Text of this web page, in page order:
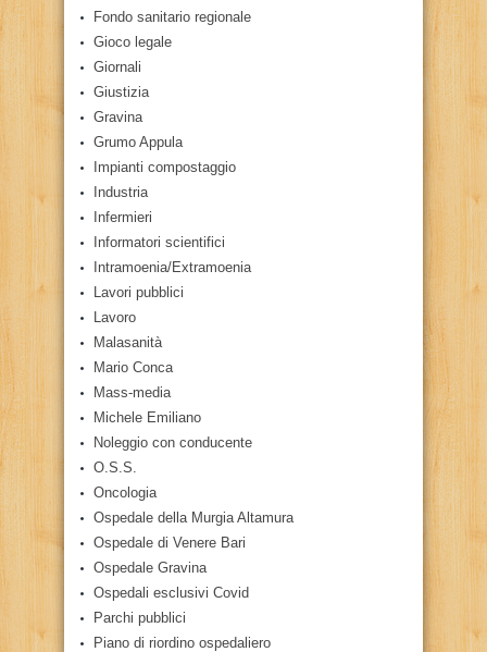
Fondo sanitario regionale
Gioco legale
Giornali
Giustizia
Gravina
Grumo Appula
Impianti compostaggio
Industria
Infermieri
Informatori scientifici
Intramoenia/Extramoenia
Lavori pubblici
Lavoro
Malasanità
Mario Conca
Mass-media
Michele Emiliano
Noleggio con conducente
O.S.S.
Oncologia
Ospedale della Murgia Altamura
Ospedale di Venere Bari
Ospedale Gravina
Ospedali esclusivi Covid
Parchi pubblici
Piano di riordino ospedaliero